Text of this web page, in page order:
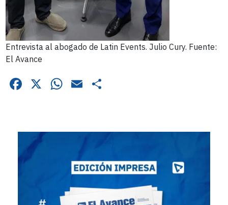
Entrevista al abogado de Latin Events. Julio Cury. Fuente:
El Avance
Facebook
X WhatsApp
Email